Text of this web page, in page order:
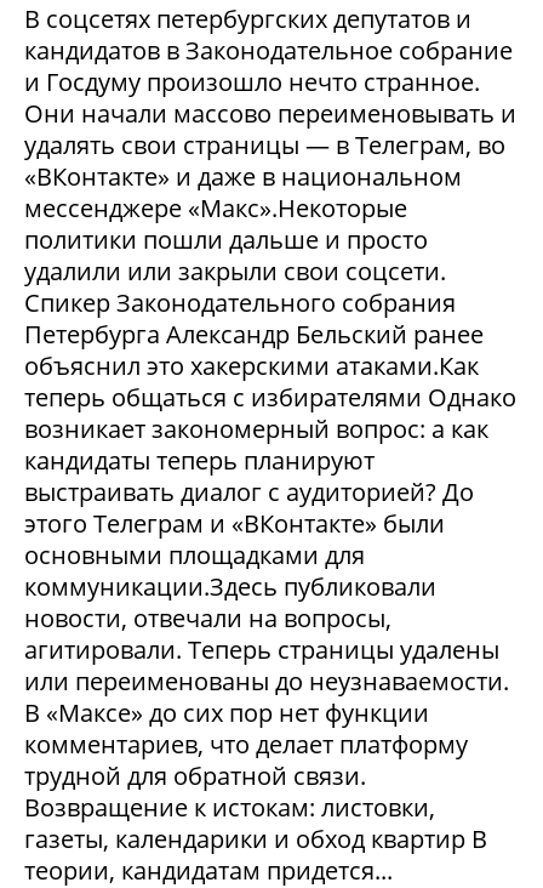
В соцсетях петербургских депутатов и
кандидатов в Законодательное собрание
и Госдуму произошло нечто странное.
Они начали массово переименовывать и
удалять свои страницы — в Телеграм, во
«ВКонтакте» и даже в национальном
мессенджере «Макс».Некоторые
политики пошли дальше и просто
удалили или закрыли свои соцсети.
Спикер Законодательного собрания
Петербурга Александр Бельский ранее
объяснил это хакерскими атаками.Как
теперь общаться с избирателями Однако
возникает закономерный вопрос: а как
кандидаты теперь планируют
выстраивать диалог с аудиторией? До
этого Телеграм и «ВКонтакте» были
основными площадками для
коммуникации.Здесь публиковали
новости, отвечали на вопросы,
агитировали. Теперь страницы удалены
или переименованы до неузнаваемости.
В «Максе» до сих пор нет функции
комментариев, что делает платформу
трудной для обратной связи.
Возвращение к истокам: листовки,
газеты, календарики и обход квартир В
теории, кандидатам придется...